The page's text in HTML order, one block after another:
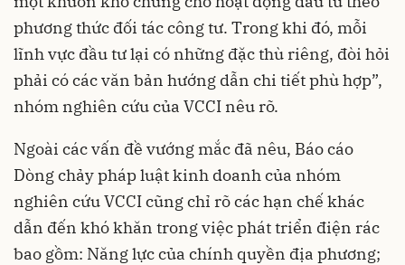
phương thức đối tác công tư. Trong khi đó, mỗi
lĩnh vực đầu tư lại có những đặc thù riêng, đòi hỏi
phải có các văn bản hướng dẫn chi tiết phù hợp”,
nhóm nghiên cứu của VCCI nêu rõ.
Ngoài các vấn đề vướng mắc đã nêu, Báo cáo
Dòng chảy pháp luật kinh doanh của nhóm
nghiên cứu VCCI cũng chỉ rõ các hạn chế khác
dẫn đến khó khăn trong việc phát triển điện rác
bao gồm: Năng lực của chính quyền địa phương;